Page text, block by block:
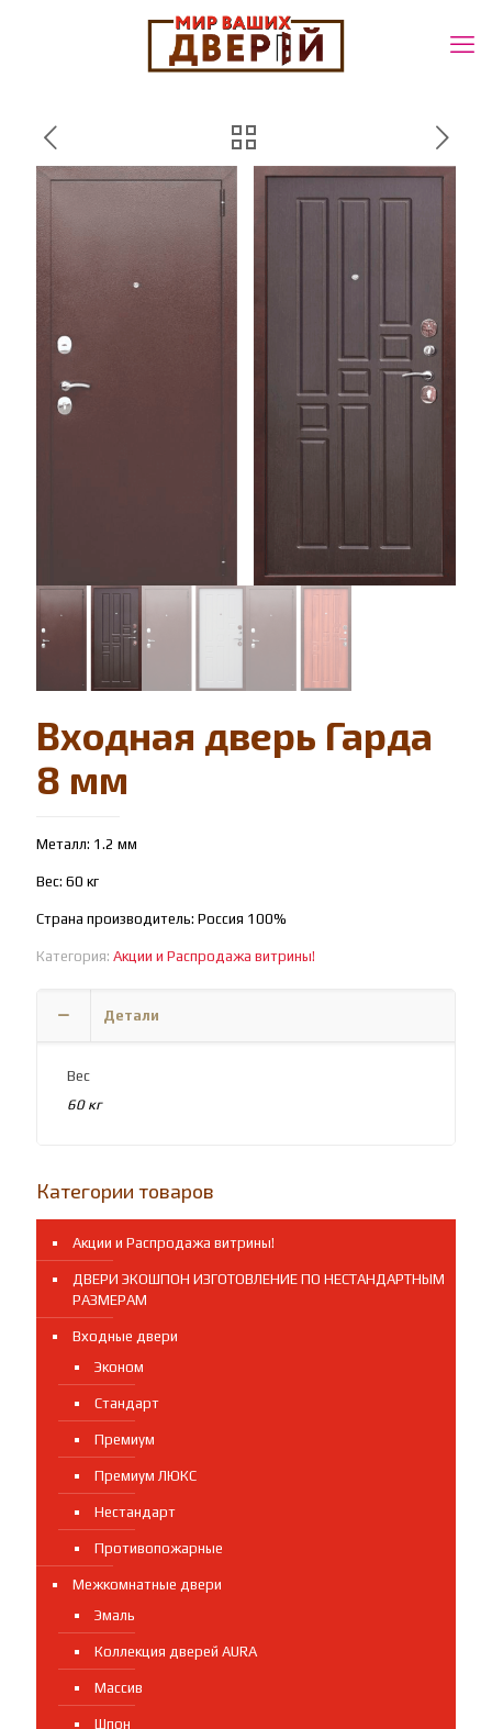
Входная дверь Гарда
8 мм
Металл: 1.2 мм
Вес: 60 кг
Страна производитель: Россия 100%
Категория: Акции и Распродажа витрины!
Детали
Вес
60 кг
Категории товаров
Акции и Распродажа витрины!
ДВЕРИ ЭКОШПОН ИЗГОТОВЛЕНИЕ ПО НЕСТАНДАРТНЫМ
РАЗМЕРАМ
Входные двери
Эконом
Стандарт
Премиум
Премиум ЛЮКС
Нестандарт
Противопожарные
Межкомнатные двери
Эмаль
Коллекция дверей AURA
Массив
Шпон